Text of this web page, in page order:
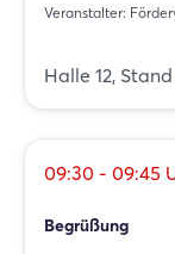
Veranstalter:
Halle 12,
09:30 - 09:45
Begrüßung